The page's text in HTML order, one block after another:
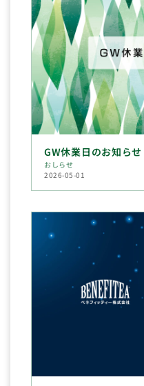
GW休業日のお知らせ
おしらせ
2026-05-01